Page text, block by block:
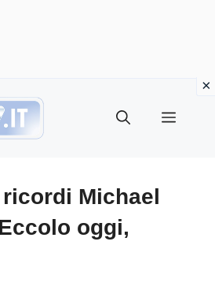
Menu
Michael
oggi,